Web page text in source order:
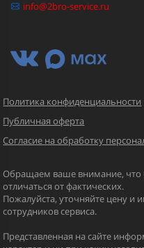
info@2bro-service.ru
Политика конфиденциальности
Публичная оферта
Согласие на обработку
Обращаем ваше внимание, что
отличаться от фактических.
Пожалуйста, уточняйте цену и
сотрудников сервиса.
Представленная на сайте